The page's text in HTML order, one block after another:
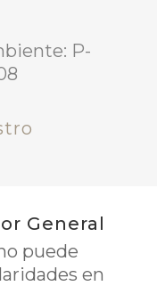
P-
General
puede
en